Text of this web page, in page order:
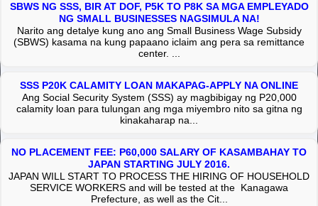
SBWS NG SSS, BIR AT DOF, P5K TO P8K SA MGA EMPLEYADO
NG SMALL BUSINESSES NAGSIMULA NA!
Narito ang detalye kung ano ang Small Business Wage Subsidy
(SBWS) kasama na kung papaano iclaim ang pera sa remittance
center. ...
SSS P20K CALAMITY LOAN MAKAPAG-APPLY NA ONLINE
Ang Social Security System (SSS) ay magbibigay ng P20,000
calamity loan para tulungan ang mga miyembro nito sa gitna ng
kinakaharap na...
NO PLACEMENT FEE: P60,000 SALARY OF KASAMBAHAY TO
JAPAN STARTING JULY 2016.
JAPAN WILL START TO PROCESS THE HIRING OF HOUSEHOLD
SERVICE WORKERS and will be tested at the Kanagawa
Prefecture, as well as the Cit...